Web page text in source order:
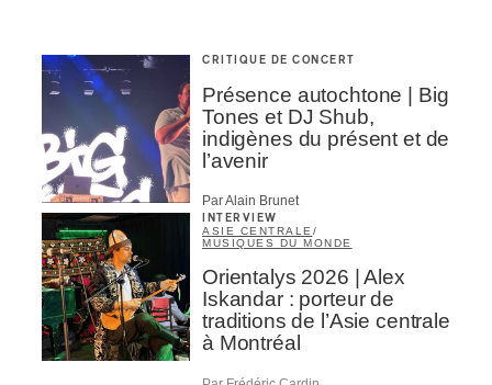
CRITIQUE DE CONCERT
Présence autochtone | Big
Tones et DJ Shub,
indigènes du présent et de
l’avenir
Par Alain Brunet
INTERVIEW
ASIE CENTRALE/
MUSIQUES DU MONDE
Orientalys 2026 | Alex
Iskandar : porteur de
traditions de l’Asie centrale
à Montréal